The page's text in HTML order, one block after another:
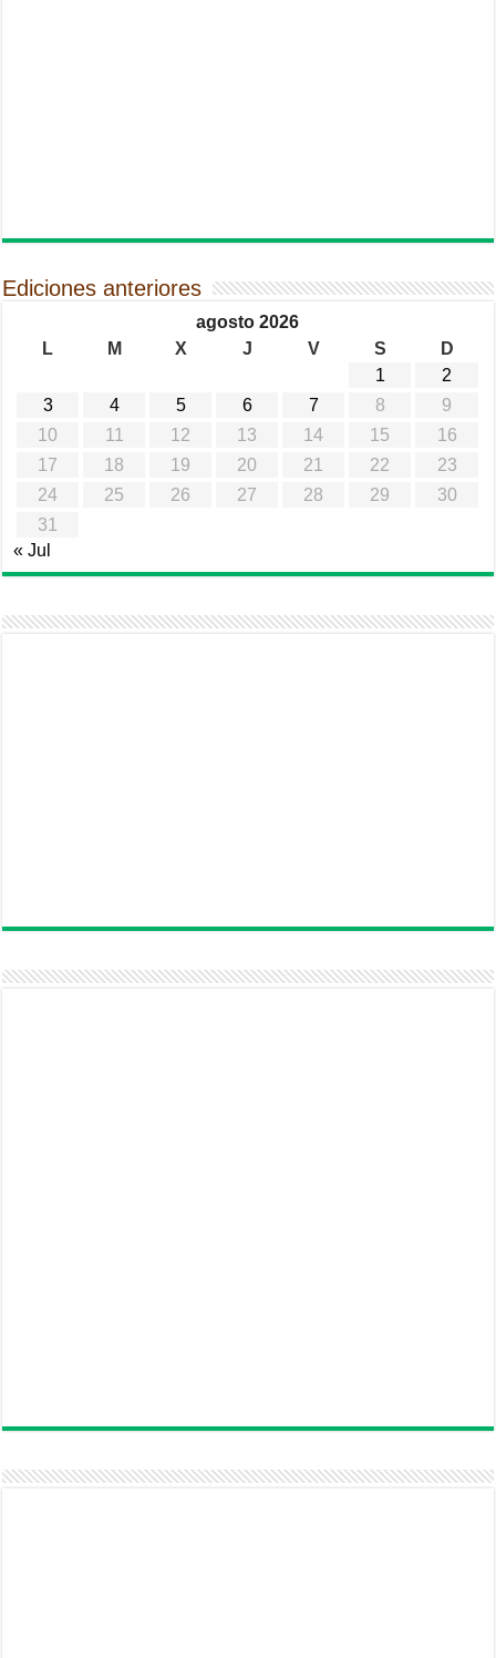
Ediciones anteriores
agosto 2026
L
M X J V S
D
1
2
3
4 5 6 7 8
9
10
11 12 13 14 15
16
17
18 19 20 21 22
23
24
25 26 27 28 29
30
31
« Jul